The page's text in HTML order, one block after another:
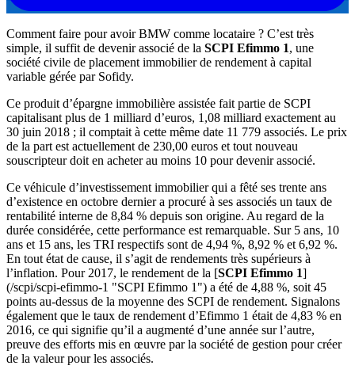
Comment faire pour avoir BMW comme locataire ? C’est très
simple, il suffit de devenir associé de la SCPI Efimmo 1, une
société civile de placement immobilier de rendement à capital
variable gérée par Sofidy.
Ce produit d’épargne immobilière assistée fait partie de SCPI
capitalisant plus de 1 milliard d’euros, 1,08 milliard exactement au
30 juin 2018 ; il comptait à cette même date 11 779 associés. Le prix
de la part est actuellement de 230,00 euros et tout nouveau
souscripteur doit en acheter au moins 10 pour devenir associé.
Ce véhicule d’investissement immobilier qui a fêté ses trente ans
d’existence en octobre dernier a procuré à ses associés un taux de
rentabilité interne de 8,84 % depuis son origine. Au regard de la
durée considérée, cette performance est remarquable. Sur 5 ans, 10
ans et 15 ans, les TRI respectifs sont de 4,94 %, 8,92 % et 6,92 %.
En tout état de cause, il s’agit de rendements très supérieurs à
l’inflation. Pour 2017, le rendement de la [SCPI Efimmo 1]
(/scpi/scpi-efimmo-1 "SCPI Efimmo 1") a été de 4,88 %, soit 45
points au-dessus de la moyenne des SCPI de rendement. Signalons
également que le taux de rendement d’Efimmo 1 était de 4,83 % en
2016, ce qui signifie qu’il a augmenté d’une année sur l’autre,
preuve des efforts mis en œuvre par la société de gestion pour créer
de la valeur pour les associés.